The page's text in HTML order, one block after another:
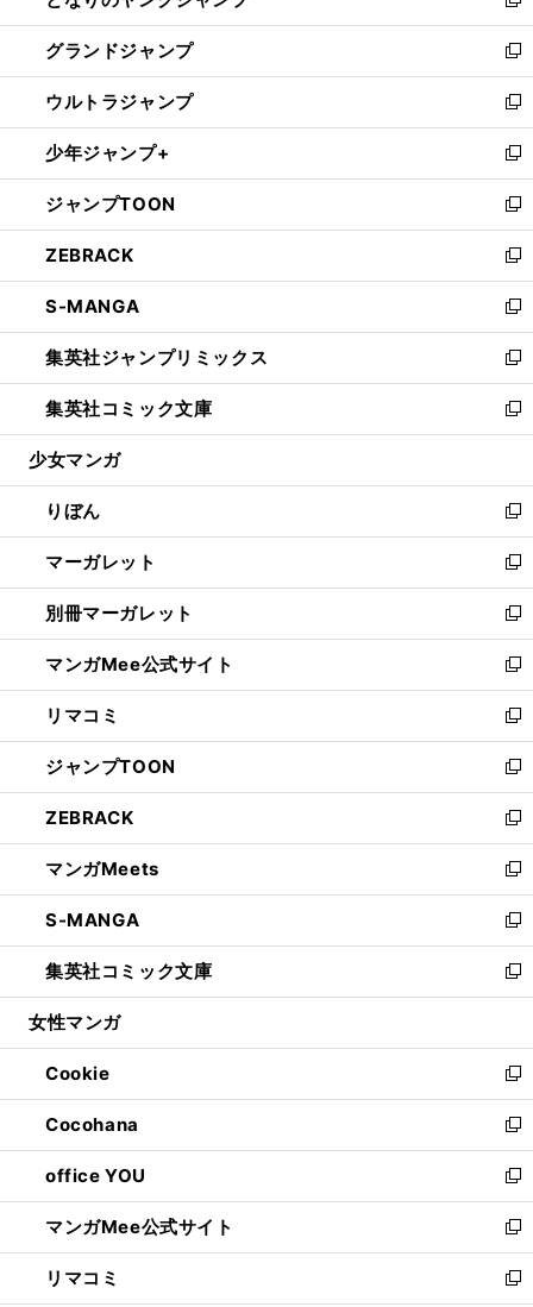
ウ
で
開
く
ン
ド
ウ
で
開
く
ウ
ィ
ン
ド
ウ
で
開
く
新
し
い
ウ
ィ
ン
ド
ウ
で
開
く
グランドジャンプ
新
し
い
ウ
ィ
ン
ド
ウ
で
開
く
ウルトラジャンプ
新
し
い
ウ
ィ
ン
ド
ウ
で
開
く
少年ジャンプ+
新
し
い
ウ
ィ
ン
ド
ウ
で
開
く
ジャンプTOON
新
し
い
ウ
ィ
ン
ド
ウ
で
開
ZEBRACK
新
し
い
ウ
ィ
ン
ド
ウ
開
く
S-MANGA
新
し
い
ウ
ィ
ン
ウ
で
開
く
集英社ジャンプリミックス
新
し
い
ウ
ン
ド
ウ
で
開
く
集英社コミック文庫
新
し
ウ
ィ
ン
ド
ウ
で
開
く
少女マンガ
りぼん
新
し
い
ウ
ィ
ン
ド
ウ
で
開
く
マーガレット
新
し
い
ウ
ィ
ン
ド
ウ
で
開
く
別冊マーガレット
新
し
い
ウ
ィ
ン
ド
ウ
で
開
く
マンガMee公式サイト
新
し
い
ウ
ィ
ン
ド
ウ
で
開
く
リマコミ
新
し
い
ウ
ィ
ン
ド
ウ
で
開
く
ジャンプTOON
新
し
い
ウ
ィ
ン
ド
ウ
で
開
ZEBRACK
新
し
い
ウ
ィ
ン
ド
ウ
開
く
マンガMeets
新
し
い
ウ
ィ
ン
ウ
で
開
く
S-MANGA
新
し
い
ウ
ン
ド
ウ
で
開
く
集英社コミック文庫
新
し
ウ
ィ
ン
ド
ウ
で
開
く
女性マンガ
Cookie
新
し
い
ウ
ィ
ン
ド
ウ
で
Cocohana
新
し
い
ウ
ィ
ン
ド
office YOU
新
し
い
ウ
ィ
マンガMee公式サイト
新
し
い
リマコミ
新